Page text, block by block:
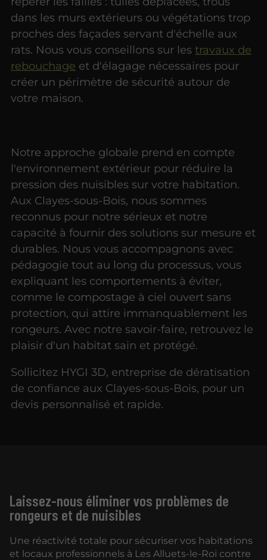
dans les murs extérieurs ou végétations trop
proches des façades servant d'échelle aux
rats. Nous vous conseillons sur lestravaux de
rebouchage et d'élagage nécessaires pour
créer un périmètre de sécurité autour de
votre maison.
Notre approche globale prend en compte
l'environnement extérieur pour réduire la
pression des nuisibles sur votre habitation.
Aux Clayes-sous-Bois, nous sommes
reconnus pour notre sérieux et notre
capacité à fournir des solutions sur mesure et
durables. Nous vous accompagnons avec
pédagogie tout au long du processus, vous
expliquant les comportements à éviter,
comme le compostage à ciel ouvert sans
protection, qui attire immanquablement les
rongeurs. Avec notre savoir-faire, retrouvez le
plaisir d'un habitat sain et protégé.
Sollicitez HYGI 3D, entreprise de dératisation
de confiance aux Clayes-sous-Bois, pour un
devis personnalisé et rapide.
Laissez-nous éliminer vos problèmes de
rongeurs et de nuisibles
Une réactivité totale pour sécuriser vos habitations
et locaux professionnels à Les Alluets-le-Roi contre